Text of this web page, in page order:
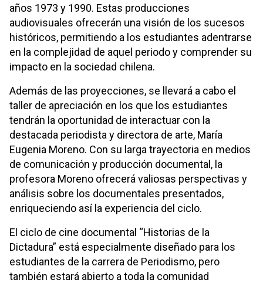
años 1973 y 1990. Estas producciones
audiovisuales ofrecerán una visión de los sucesos
históricos, permitiendo a los estudiantes adentrarse
en la complejidad de aquel periodo y comprender su
impacto en la sociedad chilena.
Además de las proyecciones, se llevará a cabo el
taller de apreciación en los que los estudiantes
tendrán la oportunidad de interactuar con la
destacada periodista y directora de arte, María
Eugenia Moreno. Con su larga trayectoria en medios
de comunicación y producción documental, la
profesora Moreno ofrecerá valiosas perspectivas y
análisis sobre los documentales presentados,
enriqueciendo así la experiencia del ciclo.
El ciclo de cine documental “Historias de la
Dictadura” está especialmente diseñado para los
estudiantes de la carrera de Periodismo, pero
también estará abierto a toda la comunidad